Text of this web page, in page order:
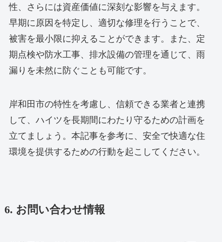
性、さらには資産価値に深刻な影響を与えます。
早期に原因を特定し、適切な修理を行うことで、
被害を最小限に抑えることができます。また、定
期点検や防水工事、排水設備の管理を通じて、雨
漏りを未然に防ぐことも可能です。
岸和田市の特性を考慮し、信頼できる業者と連携
して、ハイツを長期間にわたり守るための計画を
立てましょう。本記事を参考に、安全で快適な住
環境を提供するための行動を起こしてください。
6. お問い合わせ情報